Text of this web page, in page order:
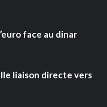
face au dinar
liaison directe vers